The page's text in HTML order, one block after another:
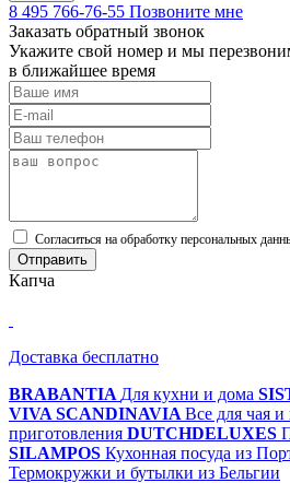
8 495 766-76-55 Позвоните мне
Заказать обратный звонок
Укажите свой номер и мы
в ближайшее время
Cогласиться на обработку персональных
Отправить
Капча
Доставка бесплатно
BRABANTIA Для кухни и дома
VIVA SCANDINAVIA Все для чая и
приготовления DUTCHDELUXES
SILAMPOS Кухонная посуда из
Термокружки и бутылки из Бельгии